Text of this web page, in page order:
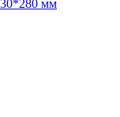
мм